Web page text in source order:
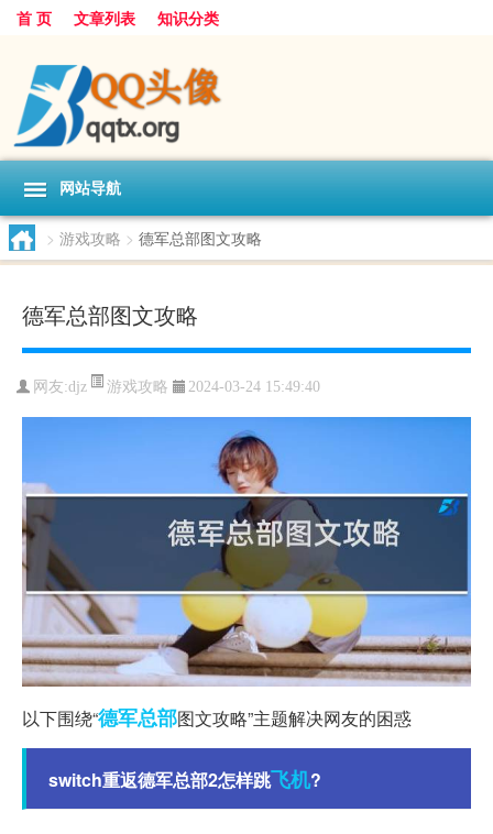
首 页 文章列表 知识分类
网站导航
> 游戏攻略 > 德军总部图文攻略
德军总部图文攻略
网友:djz 游戏攻略 2024-03-24 15:49:40
以下围绕“德军总部图文攻略”主题解决网友的困惑
switch重返德军总部2怎样跳飞机?